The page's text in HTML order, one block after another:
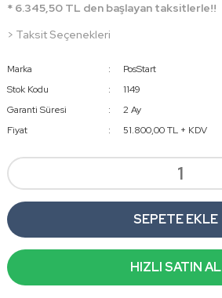
* 6.345,50 TL den başlayan taksitlerle!!
> Taksit Seçenekleri
Marka
PosStart
Stok Kodu
1149
Garanti Süresi
2 Ay
Fiyat
51.800,00 TL + KDV
SEPETE EKLE
HIZLI SATIN AL